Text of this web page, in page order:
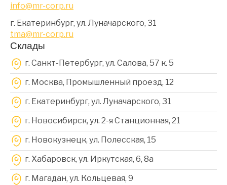
info@mr-corp.ru
г. Екатеринбург, ул. Луначарского, 31
tma@mr-corp.ru
Склады
г. Санкт-Петербург, ул. Салова, 57 к. 5
г. Москва, Промышленный проезд, 12
г. Екатеринбург, ул. Луначарского, 31
г. Новосибирск, ул. 2-я Станционная, 21
г. Новокузнецк, ул. Полесская, 15
г. Хабаровск, ул. Иркутская, 6, 8a
г. Магадан, ул. Кольцевая, 9